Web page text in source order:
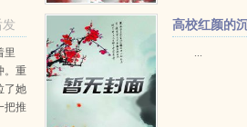
里
。重
了她
把推
高校红颜的
...